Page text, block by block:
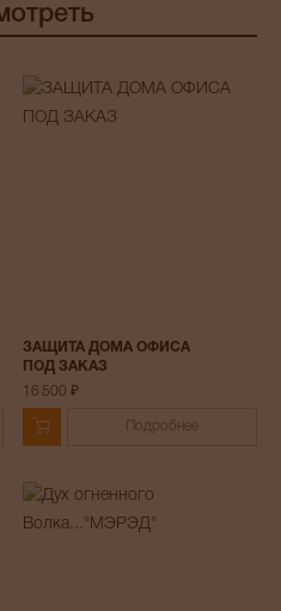
ЗАЩИТА ДОМА ОФИСА
ПОД ЗАКАЗ
16 500 ₽
Подробнее